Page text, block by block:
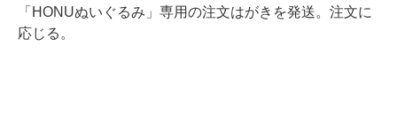
「HONUぬいぐるみ」専用の注文はがきを発送。注文に
応じる。